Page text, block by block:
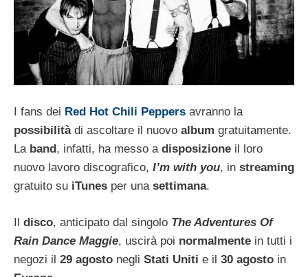
I fans dei Red Hot Chili Peppers avranno la
possibilitàdi ascoltare il nuovo album gratuitamente.
La band , infatti, ha messo a disposizione il loro
nuovo lavoro discografico, I’m with you, in streaming
gratuito su iTunes per una settimana.
Il disco, anticipato dal singolo The Adventures Of
Rain Dance Maggie, uscirà poi normalmente in tutti i
negozi il 29 agosto negli Stati Uniti e il 30 agosto in